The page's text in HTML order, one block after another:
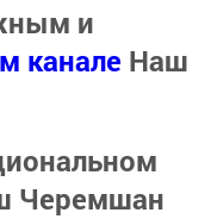
и
канале Наш
Черемшан